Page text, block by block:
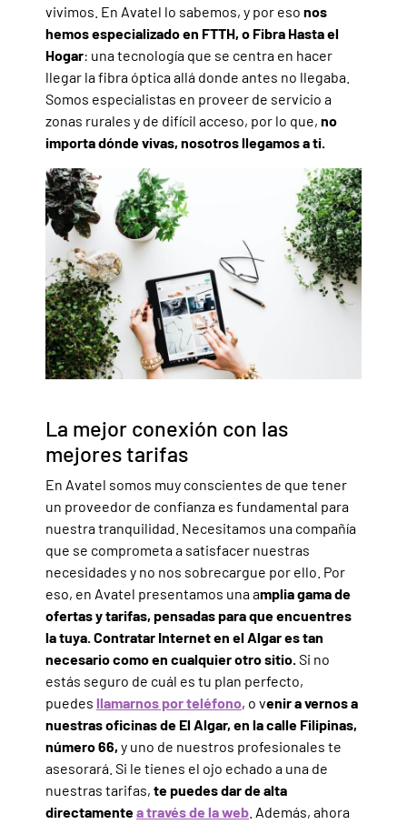
vivimos. En Avatel lo sabemos, y por eso nos
hemos especializado en FTTH, o Fibra Hasta el
Hogar: una tecnología que se centra en hacer
llegar la fibra óptica allá donde antes no llegaba.
Somos especialistas en proveer de servicio a
zonas rurales y de difícil acceso, por lo que, no
importa dónde vivas, nosotros llegamos a ti.
La mejor conexión con las
mejores tarifas
En Avatel somos muy conscientes de que tener
un proveedor de confianza es fundamental para
nuestra tranquilidad. Necesitamos una compañía
que se comprometa a satisfacer nuestras
necesidades y no nos sobrecargue por ello. Por
eso, en Avatel presentamos una amplia gama de
ofertas y tarifas, pensadas para que encuentres
la tuya. Contratar Internet en el Algar es tan
necesario como en cualquier otro sitio.Si no
estás seguro de cuál es tu plan perfecto,
puedes llamarnos por teléfono, o venir a vernos a
nuestras oficinas de El Algar, en la calle Filipinas,
número 66, y uno de nuestros profesionales te
asesorará. Si le tienes el ojo echado a una de
nuestras tarifas, te puedes dar de alta
directamentea través de la web . Además, ahora